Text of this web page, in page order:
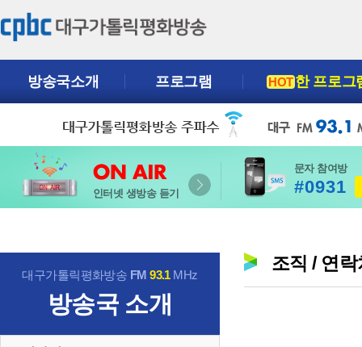
방송국소개 프로그램 HOT한 프로그
인터넷 생방송 듣기
문자 참여방
#0931
대구가톨릭평화방송 FM93.1MHz
방송국 소개
조직 / 연락